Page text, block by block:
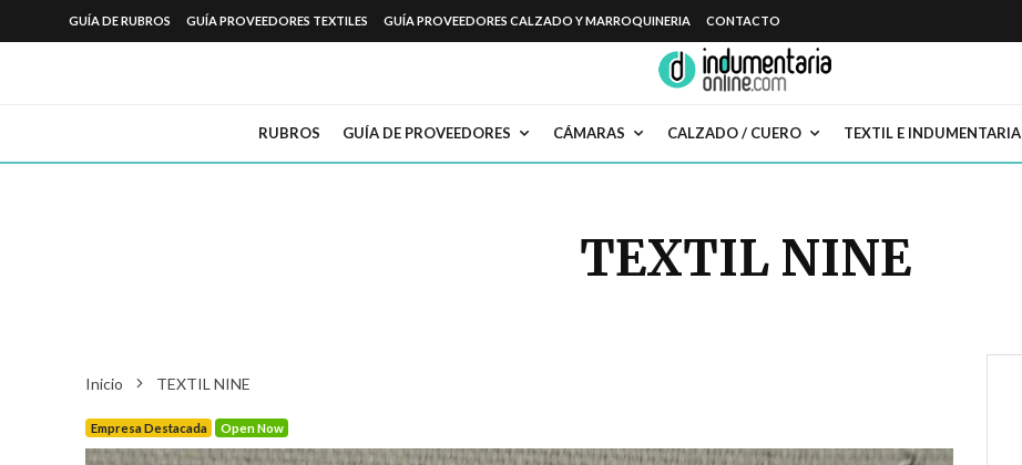
GUÍA DE RUBROS GUÍA PROVEEDORES TEXTILES GUÍA PROVEEDORES CALZADO Y MARROQUINERIA CONTACTO
RUBROS GUÍA DE PROVEEDORES CÁMARAS CALZADO / CUERO TEXTIL E INDUMENTARIA
TEXTIL NINE
Inicio TEXTIL NINE
Empresa Destacada Open Now